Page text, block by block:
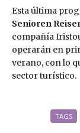
Esta última
Senioren
compañía
operarán en
verano, con lo
sector turístico.
TAGS